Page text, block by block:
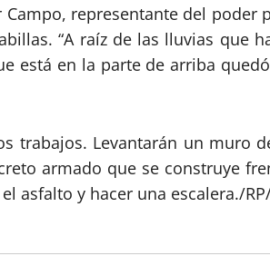
representante del
“A raíz de las lluvias
está en la parte de arriba
trabajos. Levantarán un muro
armado que se construye
asfalto y hacer una escalera./